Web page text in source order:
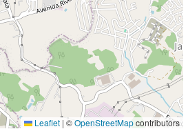
Leaflet | ©OpenStreetMapcontributors